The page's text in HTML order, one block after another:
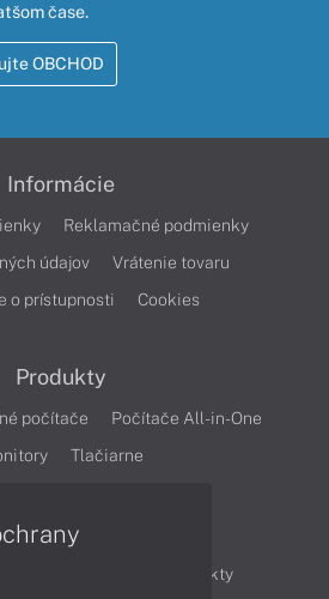
čase.
OBCHOD
Informácie
Reklamačné podmienky
údajov
Vrátenie tovaru
o prístupnosti
Cookies
Produkty
počítače
Počítače All-in-One
Tlačiarne
Články
Produkty